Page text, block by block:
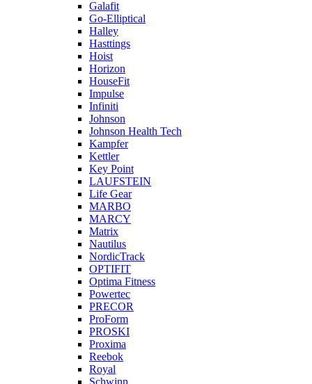
Galafit
Go-Elliptical
Halley
Hasttings
Hoist
Horizon
HouseFit
Impulse
Infiniti
Johnson
Johnson Health Tech
Kampfer
Kettler
Key Point
LAUFSTEIN
Life Gear
MARBO
MARCY
Matrix
Nautilus
NordicTrack
OPTIFIT
Optima Fitness
Powertec
PRECOR
ProForm
PROSKI
Proxima
Reebok
Royal
Schwinn